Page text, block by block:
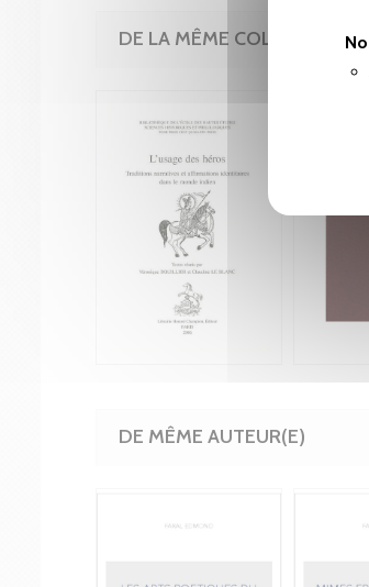
DE LA MÊME COLLECTION
DE MÊME AUTEUR(E)